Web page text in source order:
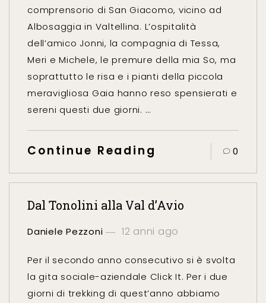
comprensorio di San Giacomo, vicino ad
Albosaggia in Valtellina. L’ospitalità
dell’amico Jonni, la compagnia di Tessa,
Meri e Michele, le premure della mia So, ma
soprattutto le risa e i pianti della piccola
meravigliosa Gaia hanno reso spensierati e
sereni questi due giorni. …
Continue Reading 0
Dal Tonolini alla Val d’Avio
Daniele Pezzoni 12 anni ago
Per il secondo anno consecutivo si è svolta
la gita sociale-aziendale Click It. Per i due
giorni di trekking di quest’anno abbiamo